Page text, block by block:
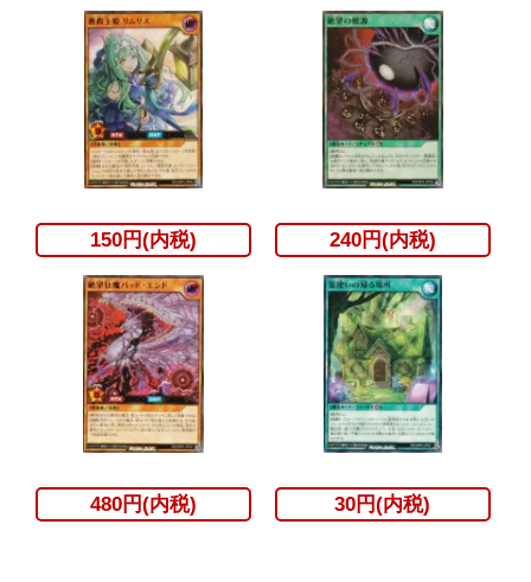
150円(内税) 240円(内税)
480円(内税) 30円(内税)